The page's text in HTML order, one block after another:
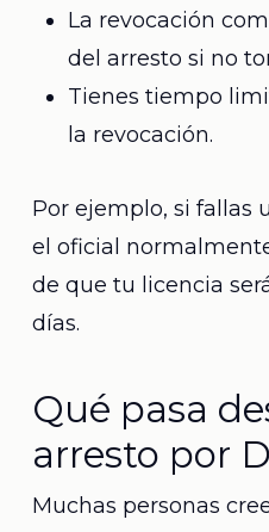
La revocación
del arresto si no
Tienes tiempo
la revocación.
Por ejemplo, si fallas
el oficial
de que tu licencia
días.
Qué pasa
arresto por
Muchas personas